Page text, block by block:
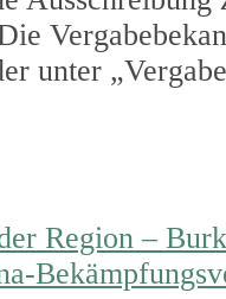
unter
Region –